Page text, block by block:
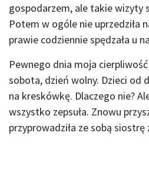
gospodarzem, ale takie wizyty
Potem w ogóle nie uprzedziła
prawie codziennie spędzała u
Pewnego dnia moja cierpliwość
sobota, dzień wolny. Dzieci od
na kreskówkę. Dlaczego nie?
wszystko zepsuła. Znowu
przyprowadziła ze sobą siostrę